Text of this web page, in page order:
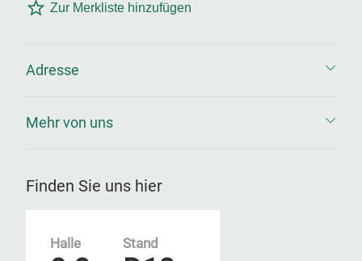
Zur Merkliste hinzufügen
Adresse
Mehr von uns
Finden Sie uns hier
Halle Stand